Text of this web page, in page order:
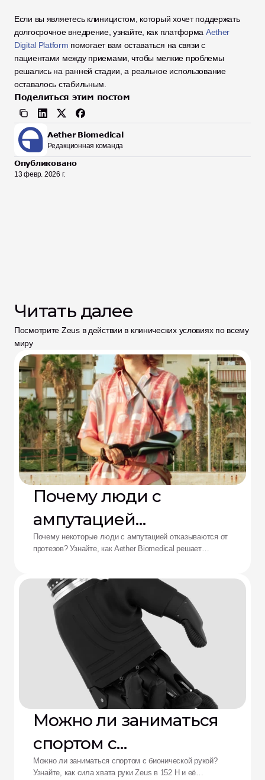
Если вы являетесь клиницистом, который хочет поддержать
долгосрочное внедрение, узнайте, как платформа Aether
Digital Platform помогает вам оставаться на связи с
пациентами между приемами, чтобы мелкие проблемы
решались на ранней стадии, а реальное использование
оставалось стабильным.
Поделиться этим постом
Aether Biomedical
Редакционная команда
Опубликовано
13 февр. 2026 г.
Читать далее
Посмотрите Zeus в действии в клинических условиях по всему
миру
Почему люди с
ампутацией
отказываются от
Aether
Почему некоторые люди с ампутацией отказываются от
протезов? Узнайте, как Aether Biomedical решает
Можно ли заниматься
спортом с
бионической рукой?
Можно ли заниматься спортом с бионической рукой?
Узнайте, как сила хвата руки Zeus в 152 Н и её